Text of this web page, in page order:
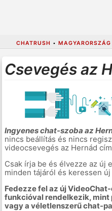
CHATRUSH • MAGYARORSZÁG
Csevegés az
Ingyenes chat-szoba az
nincs beállítás és nincs
videocsevegés az Hernád
Csak írja be és élvezze az új
minden tájáról és keressen új
Fedezze fel az új
funkcióval rendelkezik, mint
vagy a véletlenszerű chat-